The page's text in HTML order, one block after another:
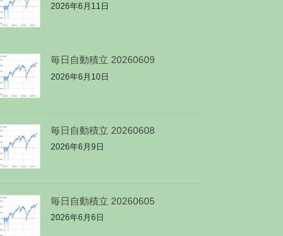
2026年6月11日
毎日自動積立 20260609
2026年6月10日
毎日自動積立 20260608
2026年6月9日
毎日自動積立 20260605
2026年6月6日